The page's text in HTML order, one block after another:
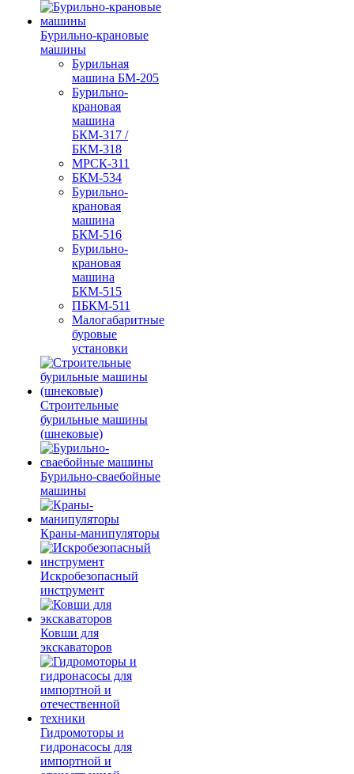
Бурильно-крановые
машины
Бурильная
машина БМ-205
Бурильно-
крановая
машина
БКМ-317 /
БКМ-318
МРСК-311
БКМ-534
Бурильно-
крановая
машина
БКМ-516
Бурильно-
крановая
машина
БКМ-515
ПБКМ-511
Малогабаритные
буровые
установки
Строительные
бурильные машины
(шнековые)
Бурильно-сваебойные
машины
Краны-манипуляторы
Искробезопасный
инструмент
Ковши для
экскаваторов
Гидромоторы и
гидронасосы для
импортной и